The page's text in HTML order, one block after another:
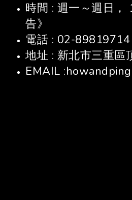
時間 : 週一～週日
告》
電話 : 02-89819714
地址 : 新北市三重
EMAIL